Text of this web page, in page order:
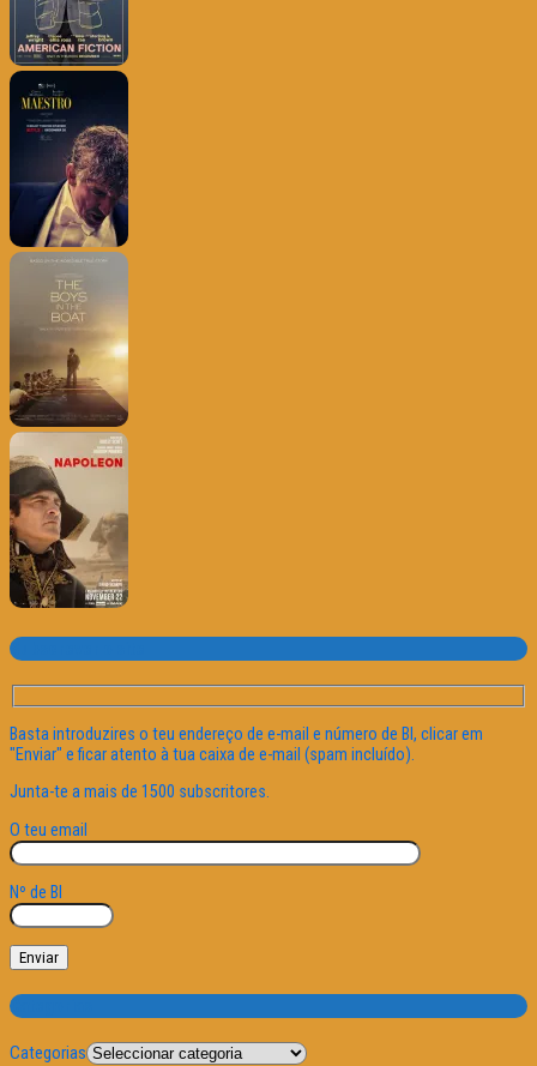
Subscrever o site
Basta introduzires o teu endereço de e-mail e número de BI, clicar em
"Enviar" e ficar atento à tua caixa de e-mail (spam incluído).
Junta-te a mais de 1500 subscritores.
O teu email
Nº de BI
Categorias
Categorias